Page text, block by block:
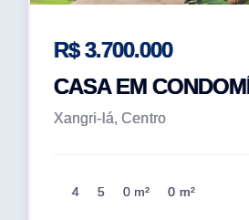
R$ 3.700.000
CASA EM
Xangri-lá, Centro
4 5 0 m² 0 m²